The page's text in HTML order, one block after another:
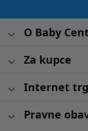
O Baby
Za kupce
Internet
Pravne